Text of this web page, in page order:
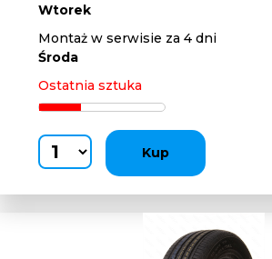
Wtorek
Montaż w serwisie za 4 dni
Środa
Ostatnia sztuka
Kup